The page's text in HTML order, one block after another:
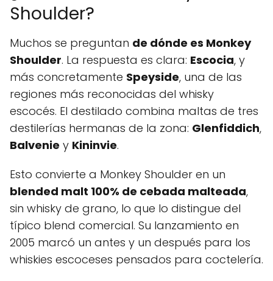
Shoulder?
Muchos se preguntan de dónde es Monkey
Shoulder. La respuesta es clara: Escocia, y
más concretamente Speyside, una de las
regiones más reconocidas del whisky
escocés. El destilado combina maltas de tres
destilerías hermanas de la zona: Glenfiddich,
Balvenie y Kininvie.
Esto convierte a Monkey Shoulder en un
blended malt 100% de cebada malteada,
sin whisky de grano, lo que lo distingue del
típico blend comercial. Su lanzamiento en
2005 marcó un antes y un después para los
whiskies escoceses pensados para coctelería.